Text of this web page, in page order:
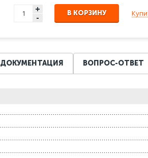
+
- В КОРЗИНУ
ДОКУМЕНТАЦИЯ ВОПРОС-ОТВЕТ